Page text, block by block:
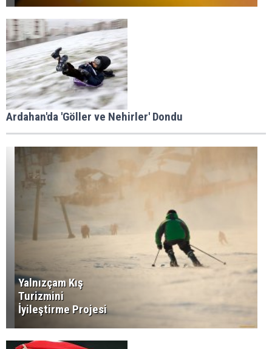
Ardahan'da 'Göller ve Nehirler' Dondu
Yalnızçam Kış
Turizmini
İyileştirme Projesi